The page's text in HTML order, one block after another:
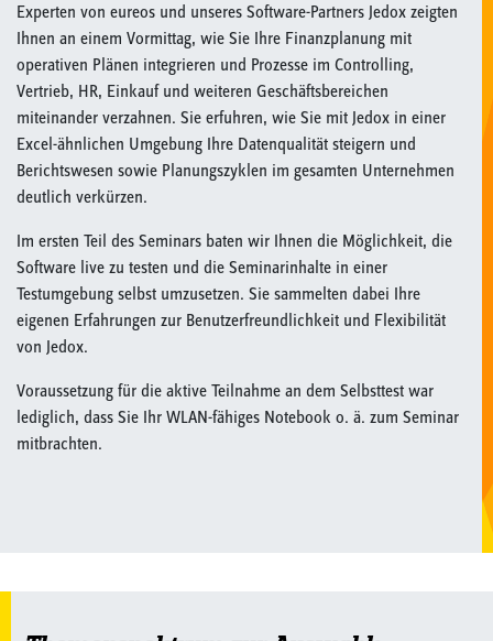
Experten von eureos und unseres Software-Partners Jedox zeigten
Ihnen an einem Vormittag, wie Sie Ihre Finanzplanung mit
operativen Plänen integrieren und Prozesse im Controlling,
Vertrieb, HR, Einkauf und weiteren Geschäftsbereichen
miteinander verzahnen. Sie erfuhren, wie Sie mit Jedox in einer
Excel-ähnlichen Umgebung Ihre Datenqualität steigern und
Berichtswesen sowie Planungszyklen im gesamten Unternehmen
deutlich verkürzen.
Im ersten Teil des Seminars baten wir Ihnen die Möglichkeit, die
Software live zu testen und die Seminarinhalte in einer
Testumgebung selbst umzusetzen. Sie sammelten dabei Ihre
eigenen Erfahrungen zur Benutzerfreundlichkeit und Flexibilität
von Jedox.
Voraussetzung für die aktive Teilnahme an dem Selbsttest war
lediglich, dass Sie Ihr WLAN-fähiges Notebook o. ä. zum Seminar
mitbrachten.